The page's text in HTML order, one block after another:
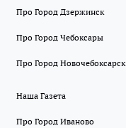
Про Город Дзержинск
Про Город Чебоксары
Про Город Новочебоксарск
Наша Газета
Про Город Иваново